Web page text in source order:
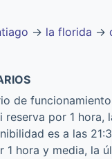
→ la florida →
de
reserva por 1 hora,
es a las
1 hora y media, la